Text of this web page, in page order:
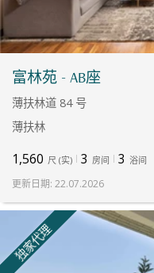
富林苑 - AB座
薄扶林道 84 号
薄扶林
1,560 尺 (实) 3 房间 3 浴间
更新日期: 22.07.2026
独家代理